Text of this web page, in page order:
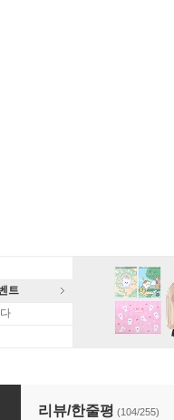
트
세트
리뷰/한줄평 (104/255)